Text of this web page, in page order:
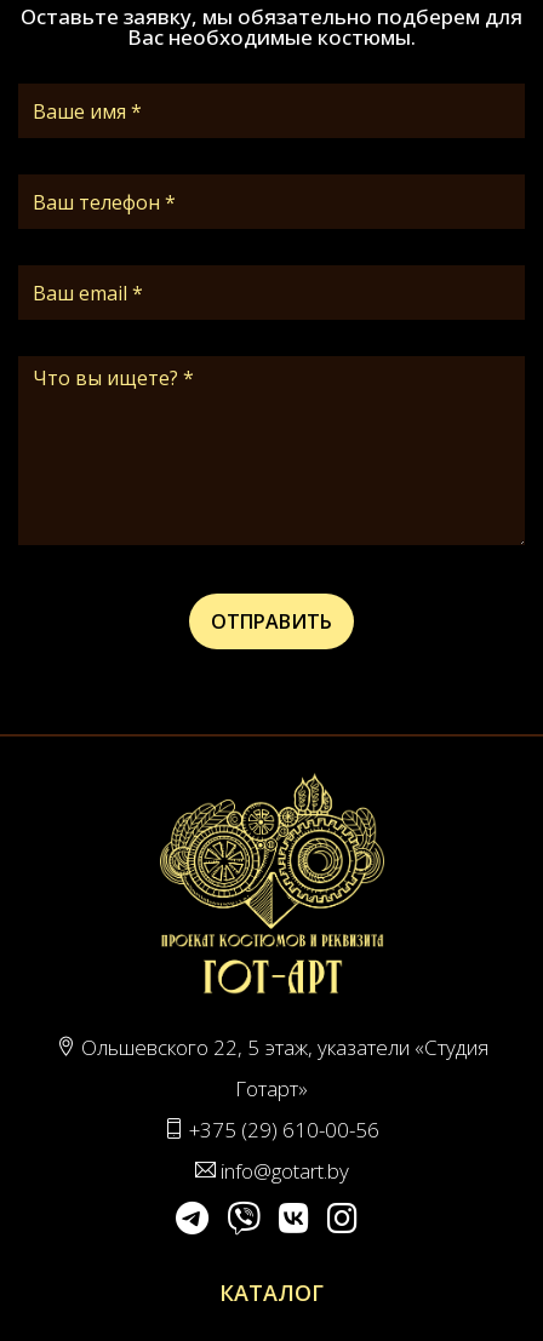
Оставьте заявку, мы обязательно подберем для
Вас необходимые костюмы.
Ольшевского 22, 5 этаж, указатели «Студия
Готарт»
+375 (29) 610-00-56
info@gotart.by
КАТАЛОГ